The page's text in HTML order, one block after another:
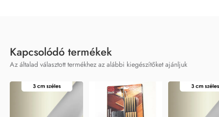
Kapcsolódó termékek
Az általad választott termékhez az alábbi kiegészítőket ajánljuk